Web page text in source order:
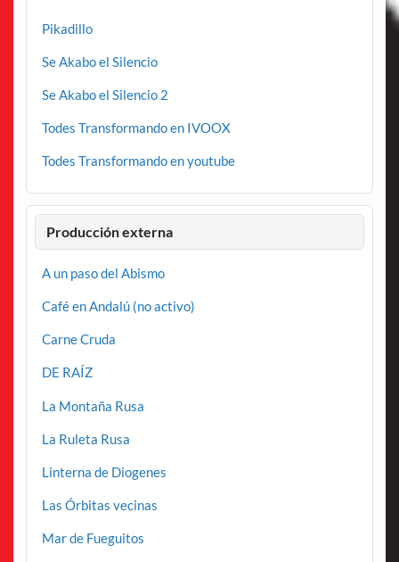
Pikadillo
Se Akabo el Silencio
Se Akabo el Silencio 2
Todes Transformando en IVOOX
Todes Transformando en youtube
Producción externa
A un paso del Abismo
Café en Andalú (no activo)
Carne Cruda
DE RAÍZ
La Montaña Rusa
La Ruleta Rusa
Linterna de Diogenes
Las Órbitas vecinas
Mar de Fueguitos